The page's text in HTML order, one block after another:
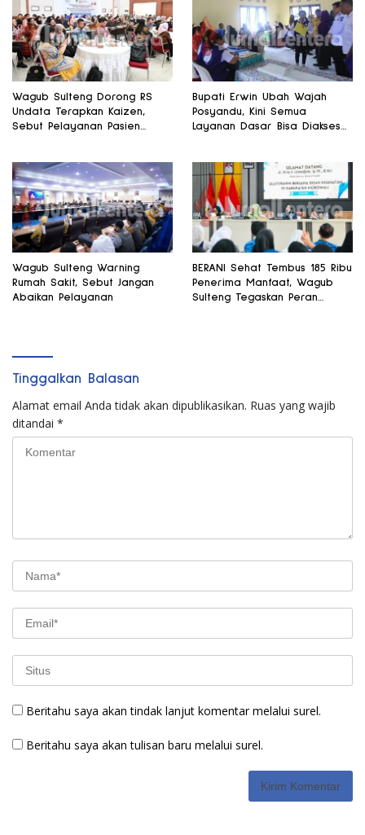
Wagub Sulteng Dorong RS
Undata Terapkan Kaizen,
Sebut Pelayanan Pasien
Bupati Erwin Ubah Wajah
Posyandu, Kini Semua
Layanan Dasar Bisa Diakses
Wagub Sulteng Warning
Rumah Sakit, Sebut Jangan
Abaikan Pelayanan
BERANI Sehat Tembus 185 Ribu
Penerima Manfaat, Wagub
Sulteng Tegaskan Peran
Tinggalkan Balasan
Alamat email Anda tidak akan dipublikasikan. Ruas yang wajib
ditandai *
Beritahu saya akan tindak lanjut komentar melalui surel.
Beritahu saya akan tulisan baru melalui surel.